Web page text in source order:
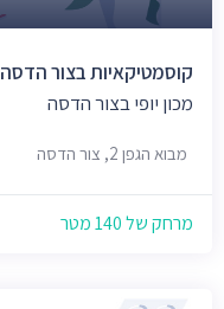
קוסמטיקאיות בצור הדסה
מכון יופי בצור הדסה
מבוא הגפן 2, צור הדסה
מרחק של 140 מטר